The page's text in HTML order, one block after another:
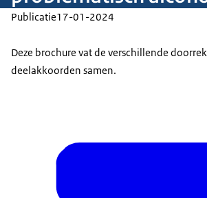
Publicatie17-01-2024
Deze brochure vat de verschillende
deelakkoorden samen.